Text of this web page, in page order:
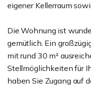
eigener Kellerraum
Die Wohnung ist
gemütlich. Ein
mit rund 30 m²
Stellmöglichkeiten für
haben Sie Zugang auf